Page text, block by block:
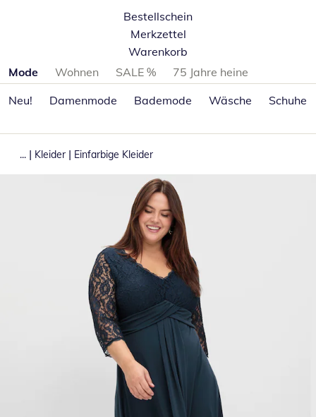
Bestellschein
Merkzettel
Warenkorb
Produktkategorien überspringen
Mode Wohnen SALE %
75 Jahre heine
Neu!
Damenmode Bademode Wäsche Schuhe
... | Kleider | Einfarbige Kleider